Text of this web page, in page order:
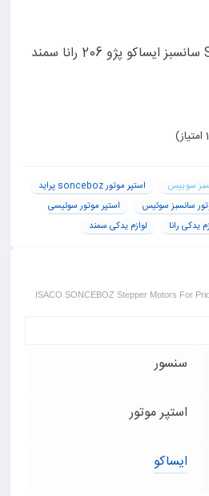
استپر موتور SONCEBOZ سانسبز ایساکو پژو 206 رانا سمند
استپر موتور sonceboz پراید
سانسبز سوئیس
استپر موتور سوئیسی
یدکی رانا لوازم یدکی سمند
ISACO SONCEBOZ Stepper Motors For
سنسور
استپر موتور
ایساکو